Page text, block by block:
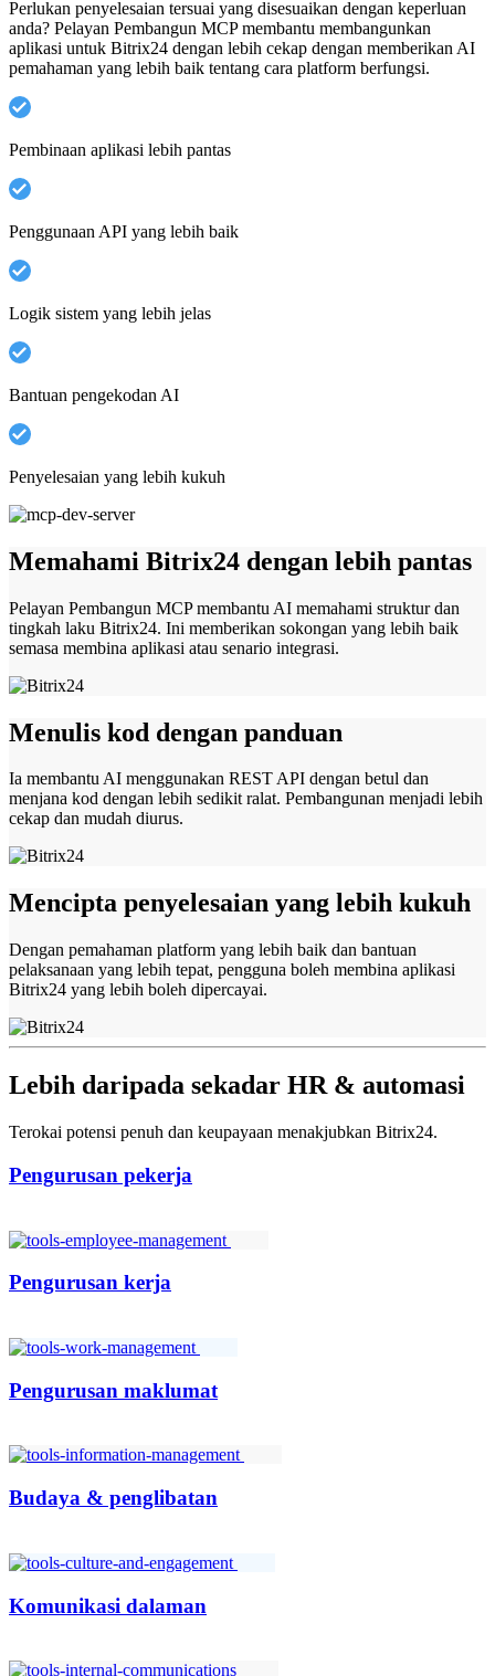
Perlukan penyelesaian tersuai yang disesuaikan dengan keperluan
anda? Pelayan Pembangun MCP membantu membangunkan
aplikasi untuk Bitrix24 dengan lebih cekap dengan memberikan AI
pemahaman yang lebih baik tentang cara platform berfungsi.
Pembinaan aplikasi lebih pantas
Penggunaan API yang lebih baik
Logik sistem yang lebih jelas
Bantuan pengekodan AI
Penyelesaian yang lebih kukuh
Memahami Bitrix24 dengan lebih pantas
Pelayan Pembangun MCP membantu AI memahami struktur dan
tingkah laku Bitrix24. Ini memberikan sokongan yang lebih baik
semasa membina aplikasi atau senario integrasi.
Menulis kod dengan panduan
Ia membantu AI menggunakan REST API dengan betul dan
menjana kod dengan lebih sedikit ralat. Pembangunan menjadi lebih
cekap dan mudah diurus.
Mencipta penyelesaian yang lebih kukuh
Dengan pemahaman platform yang lebih baik dan bantuan
pelaksanaan yang lebih tepat, pengguna boleh membina aplikasi
Bitrix24 yang lebih boleh dipercayai.
Lebih daripada sekadar HR & automasi
Terokai potensi penuh dan keupayaan menakjubkan Bitrix24.
Pengurusan pekerja
Pengurusan kerja
Pengurusan maklumat
Budaya & penglibatan
Komunikasi dalaman